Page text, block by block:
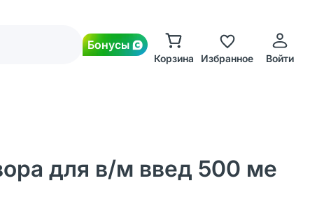
Бонусы
Корзина Избранное Войти
для в/м введ 500 ме